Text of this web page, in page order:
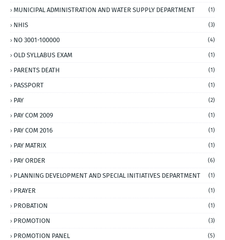
MUNICIPAL ADMINISTRATION AND WATER SUPPLY DEPARTMENT (1)
NHIS (3)
NO 3001-100000 (4)
OLD SYLLABUS EXAM (1)
PARENTS DEATH (1)
PASSPORT (1)
PAY (2)
PAY COM 2009 (1)
PAY COM 2016 (1)
PAY MATRIX (1)
PAY ORDER (6)
PLANNING DEVELOPMENT AND SPECIAL INITIATIVES DEPARTMENT (1)
PRAYER (1)
PROBATION (1)
PROMOTION (3)
PROMOTION PANEL (5)